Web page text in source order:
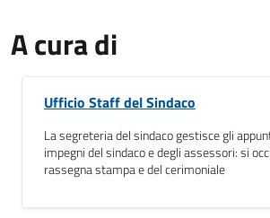
A cura di
Ufficio Staff del Sindaco
La segreteria del sindaco gestisce gli
impegni del sindaco e degli assessori: si
rassegna stampa e del cerimoniale